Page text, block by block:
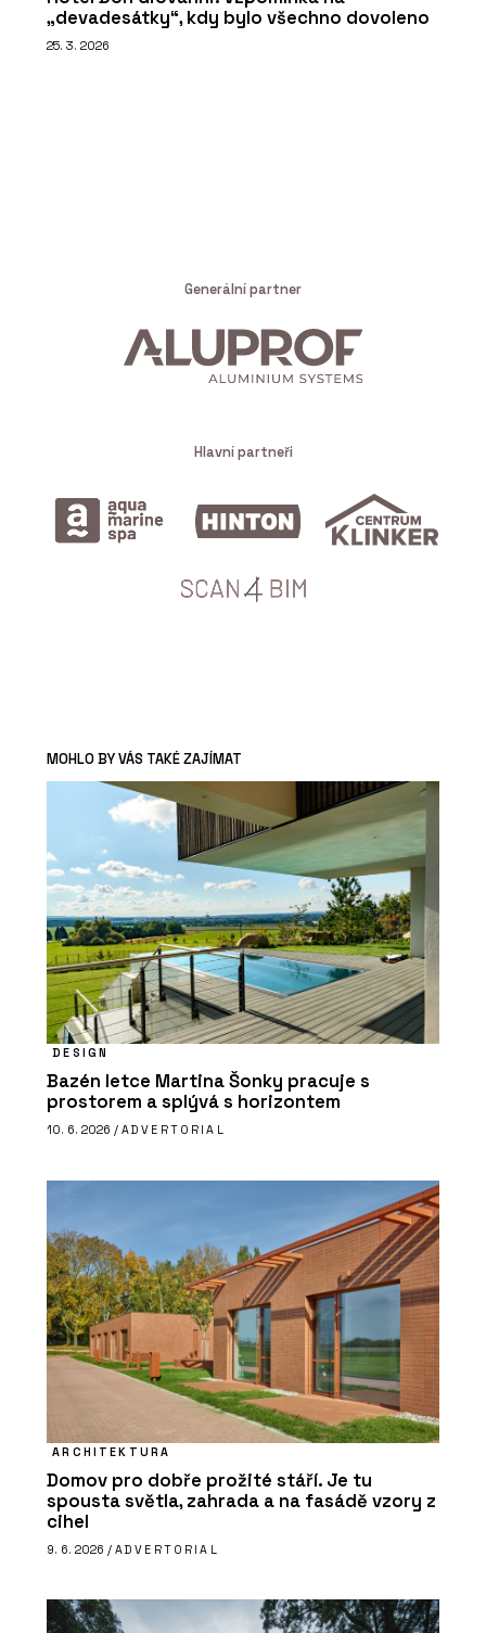
„devadesátky“, kdy bylo všechno dovoleno
25. 3. 2026
Generální partner
Hlavní partneři
MOHLO BY VÁS TAKÉ ZAJÍMAT
DESIGN
Bazén letce Martina Šonky pracuje s
prostorem a splývá s horizontem
10. 6. 2026 / ADVERTORIAL
ARCHITEKTURA
Domov pro dobře prožité stáří. Je tu
spousta světla, zahrada a na fasádě vzory z
cihel
9. 6. 2026 / ADVERTORIAL